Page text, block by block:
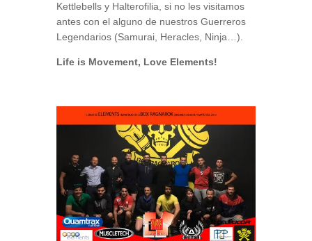
Kettlebells y Halterofilia, si no les visitamos
antes con el alguno de nuestros Guerreros
Legendarios (Samurai, Heracles, Ninja…).
Life is Movement, Love Elements!